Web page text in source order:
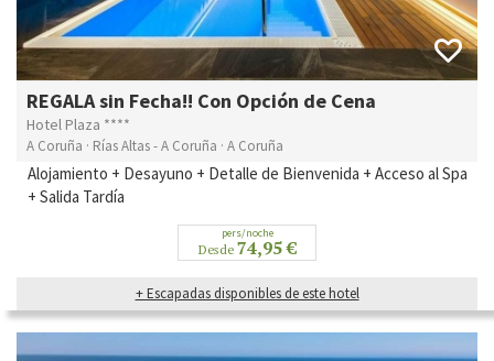
REGALA sin Fecha!! Con Opción de Cena
Hotel Plaza ****
A Coruña · Rías Altas - A Coruña · A Coruña
Alojamiento + Desayuno + Detalle de Bienvenida + Acceso al Spa
+ Salida Tardía
pers/noche
Desde 74,95 €
+ Escapadas disponibles de este hotel